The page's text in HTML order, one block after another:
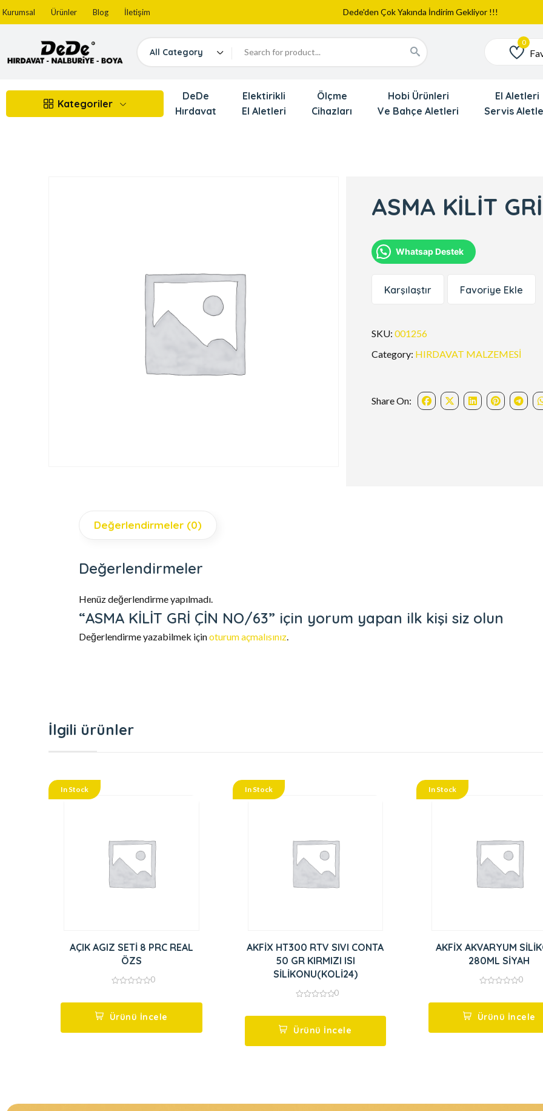
Kurumsal Ürünler Blog İletişim
Web Sitemiz Yayında
Yeni Eklenen Ürünlerimizi İnceledinizmi ?
All Category Favoriler
Kategoriler
DeDe
Hırdavat
Elektirikli
El Aletleri
Ölçme
Cihazları
Hobi Ürünleri
Ve Bahçe Aletleri
El Aletleri
Servis
ASMA KİLİT
Whatsap Destek
Karşılaştır Favoriye Ekle
SKU:001256
Category: HIRDAVAT MALZEMESİ
Share On:
Değerlendirmeler (0)
Değerlendirmeler
Henüz değerlendirme yapılmadı.
“ASMA KİLİT GRİ ÇİN NO/63” için yorum yapan ilk kişi siz olun
Değerlendirme yazabilmek içinoturum açmalısınız.
İlgili ürünler
In Stock
AÇIK AGIZ SETİ 8 PRC REAL
ÖZS
5
0
Ürünü İncele
In Stock
AKFİX HT300 RTV SIVI CONTA
50 GR KIRMIZI ISI
SİLİKONU(KOLİ24)
5
0
Ürünü İncele
In Stock
AKFİX AKVARYUM
280ML SİYAH
5
0
Ürünü İncele